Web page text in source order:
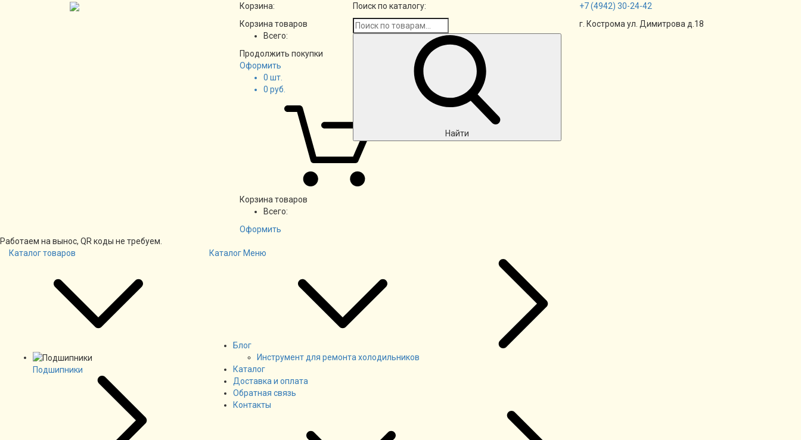
Корзина:
Корзина товаров
Всего:
Продолжить покупки
Оформить
0 шт.
0 руб.
Корзина товаров
Всего:
Оформить
Поиск по каталогу:
Найти
+7(4942) 30-24-42
г. Кострома ул. Димитрова д.18
Работаем на вынос, QR коды не требуем.
Каталог товаров
Подшипники
Каталог Меню
Блог
Инструмент для ремонта холодильников
Каталог
Доставка и оплата
Обратная связь
Контакты